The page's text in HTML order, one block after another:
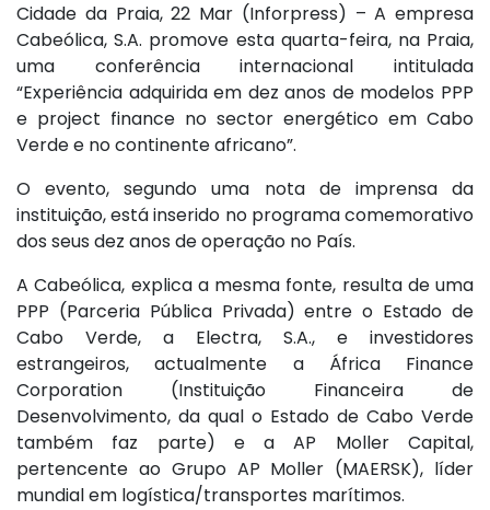
Cidade da Praia, 22 Mar (Inforpress) – A empresa
Cabeólica, S.A. promove esta quarta-feira, na Praia,
uma conferência internacional intitulada
“Experiência adquirida em dez anos de modelos PPP
e project finance no sector energético em Cabo
Verde e no continente africano”.
O evento, segundo uma nota de imprensa da
instituição, está inserido no programa comemorativo
dos seus dez anos de operação no País.
A Cabeólica, explica a mesma fonte, resulta de uma
PPP (Parceria Pública Privada) entre o Estado de
Cabo Verde, a Electra, S.A., e investidores
estrangeiros, actualmente a África Finance
Corporation (Instituição Financeira de
Desenvolvimento, da qual o Estado de Cabo Verde
também faz parte) e a AP Moller Capital,
pertencente ao Grupo AP Moller (MAERSK), líder
mundial em logística/transportes marítimos.